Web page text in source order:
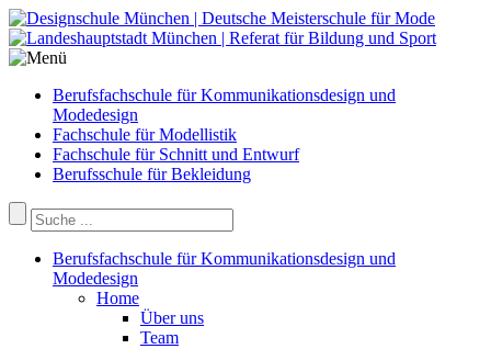
Berufsfachschule für Kommunikationsdesign und
Modedesign
Fachschule für Modellistik
Fachschule für Schnitt und Entwurf
Berufsschule für Bekleidung
Berufsfachschule für Kommunikationsdesign und
Modedesign
Home
Über uns
Team